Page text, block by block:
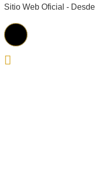
Sitio Web Oficial -